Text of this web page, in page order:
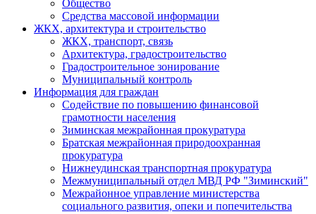
Общество
Средства массовой информации
ЖКХ, архитектура и строительство
ЖКХ, транспорт, связь
Архитектура, градостроительство
Градостроительное зонирование
Муниципальный контроль
Информация для граждан
Содействие по повышению финансовой
грамотности населения
Зиминская межрайонная прокуратура
Братская межрайонная природоохранная
прокуратура
Нижнеудинская транспортная прокуратура
Межмуниципальный отдел МВД РФ "Зиминский"
Межрайонное управление министерства
социального развития, опеки и попечительства